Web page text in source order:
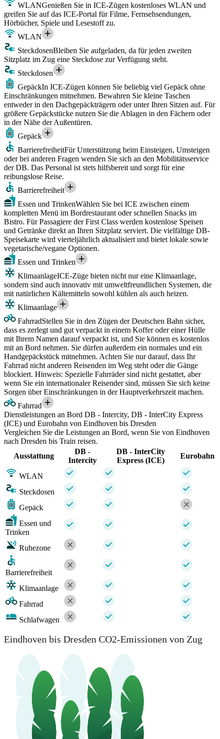
WLANGenießen Sie in ICE-Zügen kostenloses WLAN und
greifen Sie auf das ICE-Portal für Filme, Fernsehsendungen,
Hörbücher, Spiele und Lesestoff zu.
WLAN
SteckdosenBleiben Sie aufgeladen, da für jeden zweiten
Sitzplatz im Zug eine Steckdose zur Verfügung steht.
Steckdosen
GepäckIn ICE-Zügen können Sie beliebig viel Gepäck ohne
Einschränkungen mitnehmen. Bewahren Sie kleine Taschen
entweder in den Dachgepäckträgern oder unter Ihren Sitzen auf. Für
größere Gepäckstücke nutzen Sie die Ablagen in den Fächern oder
in der Nähe der Außentüren.
Gepäck
BarrierefreiheitFür Unterstützung beim Einsteigen, Umsteigen
oder bei anderen Fragen wenden Sie sich an den Mobilitätsservice
der DB. Das Personal ist stets hilfsbereit und sorgt für eine
reibungslose Reise.
Barrierefreiheit
Essen und TrinkenWählen Sie bei ICE zwischen einem
kompletten Menü im Bordrestaurant oder schnellen Snacks im
Bistro. Für Passagiere der First Class werden kostenlose Speisen
und Getränke direkt an Ihren Sitzplatz serviert. Die vielfältige DB-
Speisekarte wird vierteljährlich aktualisiert und bietet lokale sowie
vegetarische/vegane Optionen.
Essen und Trinken
KlimaanlageICE-Züge bieten nicht nur eine Klimaanlage,
sondern sind auch innovativ mit umweltfreundlichen Systemen, die
mit natürlichen Kältemitteln sowohl kühlen als auch heizen.
Klimaanlage
FahrradStellen Sie in den Zügen der Deutschen Bahn sicher,
dass es zerlegt und gut verpackt in einem Koffer oder einer Hülle
mit Ihrem Namen darauf verpackt ist, und Sie können es kostenlos
mit an Bord nehmen. Sie dürfen außerdem ein normales und ein
Handgepäckstück mitnehmen. Achten Sie nur darauf, dass Ihr
Fahrrad nicht anderen Reisenden im Weg steht oder die Gänge
blockiert. Hinweis: Spezielle Fahrräder sind nicht gestattet, aber
wenn Sie ein internationaler Reisender sind, müssen Sie sich keine
Sorgen über Einschränkungen in der Hauptverkehrszeit machen.
Fahrrad
Dienstleistungen an Bord DB - Intercity, DB - InterCity Express
(ICE) und Eurobahn von Eindhoven bis Dresden
Vergleichen Sie die Leistungen an Bord, wenn Sie von Eindhoven
nach Dresden bis Train reisen.
Ausstattung
DB -
Intercity
DB - InterCity
Express (ICE)
Eurobahn
WLAN
Steckdosen
Gepäck
Essen und
Trinken
Ruhezone
Barrierefreiheit
Klimaanlage
Fahrrad
Schlafwagen
Eindhoven bis Dresden CO2-Emissionen von Zug